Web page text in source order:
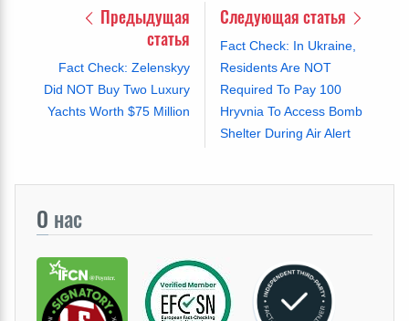
Предыдущая
статья
Fact Check: Zelenskyy
Did NOT Buy Two Luxury
Yachts Worth $75 Million
Следующая статья
Fact Check: In Ukraine,
Residents Are NOT
Required To Pay 100
Hryvnia To Access Bomb
Shelter During Air Alert
О нас